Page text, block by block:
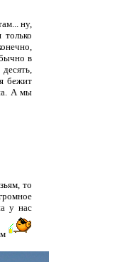
ну,
в
бежит
А мы
то
у нас